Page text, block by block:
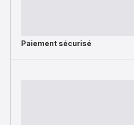
Paiement sécurisé